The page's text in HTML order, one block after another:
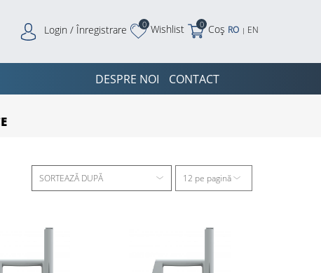
RO | EN
Coș
0
Wishlist
0
Login / Înregistrare
DESPRE NOI CONTACT